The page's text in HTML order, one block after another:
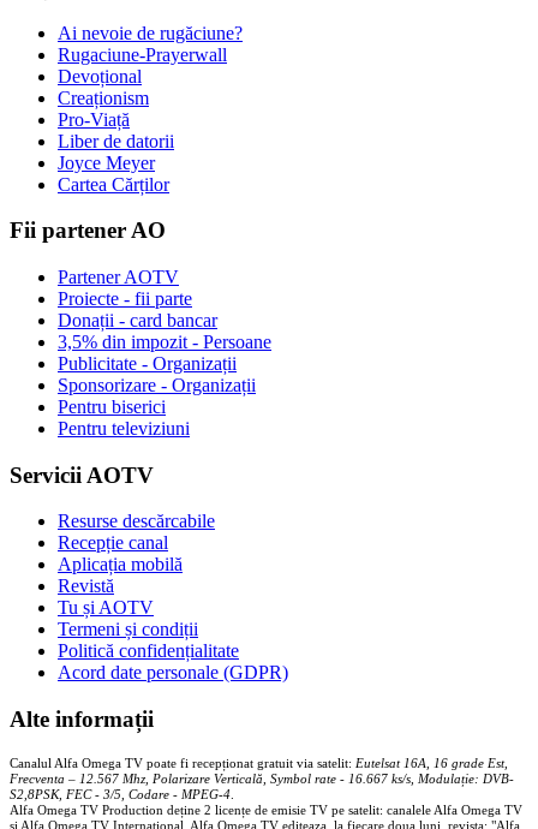
Ai nevoie de rugăciune?
Rugaciune-Prayerwall
Devoțional
Creaționism
Pro-Viață
Liber de datorii
Joyce Meyer
Cartea Cărților
Fii partener AO
Partener AOTV
Proiecte - fii parte
Donații - card bancar
3,5% din impozit - Persoane
Publicitate - Organizații
Sponsorizare - Organizații
Pentru biserici
Pentru televiziuni
Servicii AOTV
Resurse descărcabile
Recepție canal
Aplicația mobilă
Revistă
Tu și AOTV
Termeni și condiții
Politică confidențialitate
Acord date personale (GDPR)
Alte informații
Canalul Alfa Omega TV poate fi recepționat gratuit via satelit: Eutelsat 16A, 16 grade Est,
Frecventa – 12.567 Mhz, Polarizare Verticală, Symbol rate - 16.667 ks/s, Modulație: DVB-
S2,8PSK, FEC - 3/5, Codare - MPEG-4
Alfa Omega TV Production deține 2 licențe de emisie TV pe satelit: canalele Alfa Omega TV
și Alfa Omega TV Internațional. Alfa Omega TV editeaza, la fiecare doua luni, revista: "Alfa